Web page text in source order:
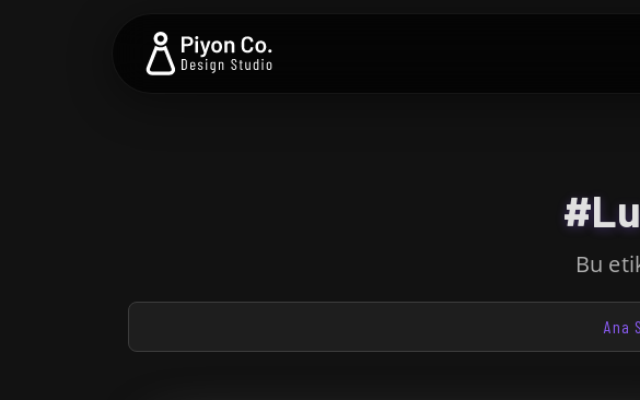
Bu
Ana